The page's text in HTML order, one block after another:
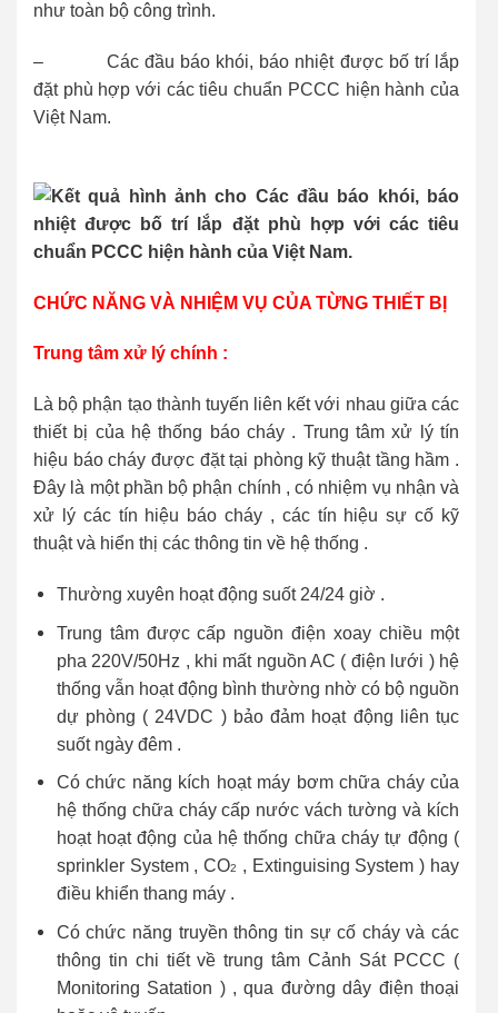
như toàn bộ công trình.
– Các đầu báo khói, báo nhiệt được bố trí lắp
đặt phù hợp với các tiêu chuẩn PCCC hiện hành của
Việt Nam.
CHỨC NĂNG VÀ NHIỆM VỤ CỦA TỪNG THIẾT BỊ
Trung tâm xử lý chính :
Là bộ phận tạo thành tuyến liên kết với nhau giữa các
thiết bị của hệ thống báo cháy . Trung tâm xử lý tín
hiệu báo cháy được đặt tại phòng kỹ thuật tầng hầm .
Đây là một phần bộ phận chính , có nhiệm vụ nhận và
xử lý các tín hiệu báo cháy , các tín hiệu sự cố kỹ
thuật và hiển thị các thông tin về hệ thống .
Thường xuyên hoạt động suốt 24/24 giờ .
Trung tâm được cấp nguồn điện xoay chiều một
pha 220V/50Hz , khi mất nguồn AC ( điện lưới ) hệ
thống vẫn hoạt động bình thường nhờ có bộ nguồn
dự phòng ( 24VDC ) bảo đảm hoạt động liên tục
suốt ngày đêm .
Có chức năng kích hoạt máy bơm chữa cháy của
hệ thống chữa cháy cấp nước vách tường và kích
hoạt hoạt động của hệ thống chữa cháy tự động (
sprinkler System , CO2
, Extinguising System ) hay
điều khiển thang máy .
Có chức năng truyền thông tin sự cố cháy và các
thông tin chi tiết về trung tâm Cảnh Sát PCCC (
Monitoring Satation ) , qua đường dây điện thoại